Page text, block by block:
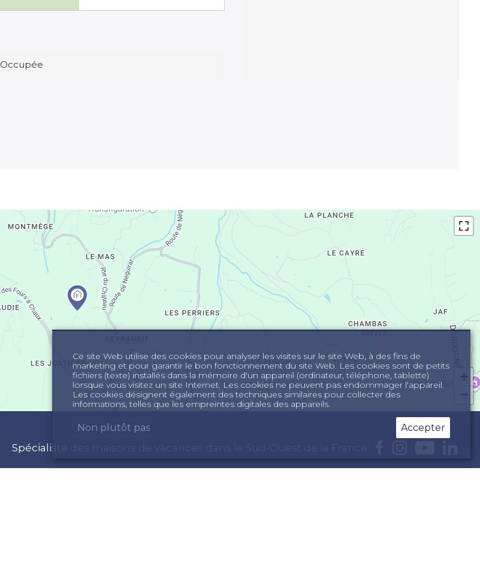
Occupée
+
−
Spécialiste des maisons de vacances dans le Sud-Ouest de la France
Ce site Web utilise des cookies pour analyser les visites sur le site Web, à des fins de
marketing et pour garantir le bon fonctionnement du site Web. Les cookies sont de petits
fichiers (texte) installés dans la mémoire d'un appareil (ordinateur, téléphone, tablette)
lorsque vous visitez un site Internet. Les cookies ne peuvent pas endommager l'appareil.
Les cookies désignent également des techniques similaires pour collecter des
informations, telles que les empreintes digitales des appareils.
Non plutôt pas Accepter